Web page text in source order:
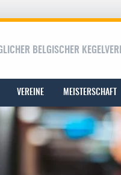
BELGISCHER
VEREINE MEISTERSCHAFT